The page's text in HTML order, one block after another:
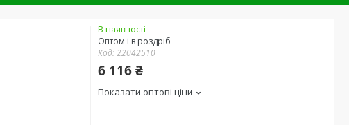
В наявності
Оптом і в роздріб
Код:22042510
6 116 ₴
Показати оптові ціни